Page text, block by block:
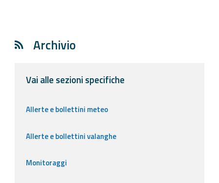
Archivio
Vai alle sezioni specifiche
Allerte e bollettini meteo
Allerte e bollettini valanghe
Monitoraggi